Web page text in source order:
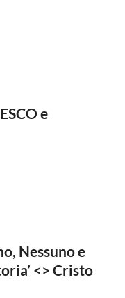
e
Nessuno e
<> Cristo